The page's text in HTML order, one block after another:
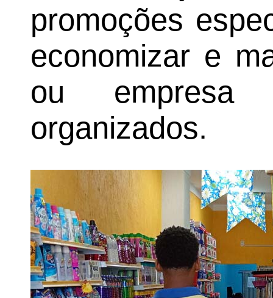
promoções
economizar e
ou empresa
organizados.